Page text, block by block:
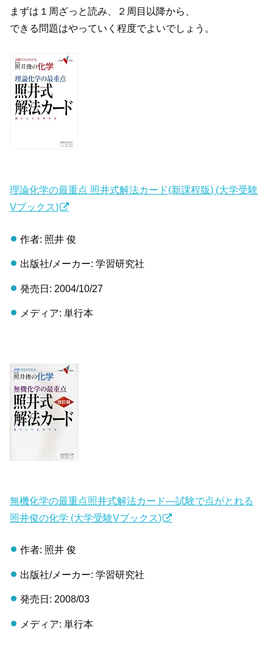
まずは１周ざっと読み、２周目以降から、
できる問題はやっていく程度でよいでしょう。
理論化学の最重点 照井式解法カード(新課程版) (大学受験
Vブックス)
作者: 照井 俊
出版社/メーカー: 学習研究社
発売日: 2004/10/27
メディア: 単行本
無機化学の最重点照井式解法カード―試験で点がとれる
照井俊の化学 (大学受験Vブックス)
作者: 照井 俊
出版社/メーカー: 学習研究社
発売日: 2008/03
メディア: 単行本